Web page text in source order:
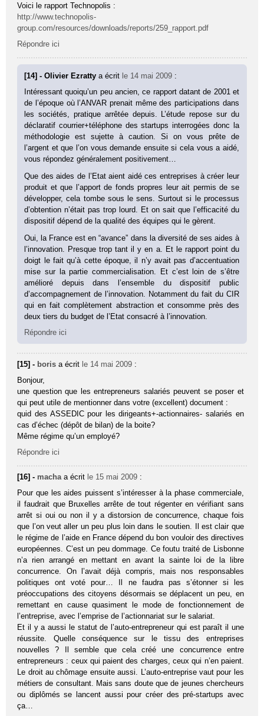
Voici le rapport Technopolis :
http://www.technopolis-
group.com/resources/downloads/reports/259_rapport.pdf
Répondre ici
[14] - Olivier Ezrattya écrit le 14 mai 2009 :
Intéressant quoiqu’un peu ancien, ce rapport datant de 2001 et
de l’époque où l’ANVAR prenait même des participations dans
les sociétés, pratique arrêtée depuis. L’étude repose sur du
déclaratif courrier+téléphone des startups interrogées donc la
méthodologie est sujette à caution. Si on vous prête de
l’argent et que l’on vous demande ensuite si cela vous a aidé,
vous répondez généralement positivement…
Que des aides de l’Etat aient aidé ces entreprises à créer leur
produit et que l’apport de fonds propres leur ait permis de se
développer, cela tombe sous le sens. Surtout si le processus
d’obtention n’était pas trop lourd. Et on sait que l’efficacité du
dispositif dépend de la qualité des équipes qui le gèrent.
Oui, la France est en “avance” dans la diversité de ses aides à
l’innovation. Presque trop tant il y en a. Et le rapport point du
doigt le fait qu’à cette époque, il n’y avait pas d’accentuation
mise sur la partie commercialisation. Et c’est loin de s’être
amélioré depuis dans l’ensemble du dispositif public
d’accompagnement de l’innovation. Notamment du fait du CIR
qui en fait complètement abstraction et consomme près des
deux tiers du budget de l’Etat consacré à l’innovation.
Répondre ici
[15] - boris a écrit le 14 mai 2009 :
Bonjour,
une question que les entrepreneurs salariés peuvent se poser et
qui peut utile de mentionner dans votre (excellent) document :
quid des ASSEDIC pour les dirigeants+-actionnaires- salariés en
cas d’échec (dépôt de bilan) de la boite?
Même régime qu’un employé?
Répondre ici
[16] - macha a écrit le 15 mai 2009 :
Pour que les aides puissent s’intéresser à la phase commerciale,
il faudrait que Bruxelles arrête de tout régenter en vérifiant sans
arrêt si oui ou non il y a distorsion de concurrence, chaque fois
que l’on veut aller un peu plus loin dans le soutien. Il est clair que
le régime de l’aide en France dépend du bon vouloir des directives
européennes. C’est un peu dommage. Ce foutu traité de Lisbonne
n’a rien arrangé en mettant en avant la sainte loi de la libre
concurrence. On l’avait déjà compris, mais nos responsables
politiques ont voté pour… Il ne faudra pas s’étonner si les
préoccupations des citoyens désormais se déplacent un peu, en
remettant en cause quasiment le mode de fonctionnement de
l’entreprise, avec l’emprise de l’actionnariat sur le salariat.
Et il y a aussi le statut de l’auto-entrepreneur qui est paraît il une
réussite. Quelle conséquence sur le tissu des entreprises
nouvelles ? Il semble que cela créé une concurrence entre
entrepreneurs : ceux qui paient des charges, ceux qui n’en paient.
Le droit au chômage ensuite aussi. L’auto-entreprise vaut pour les
métiers de consultant. Mais sans doute que de jeunes chercheurs
ou diplômés se lancent aussi pour créer des pré-startups avec
ça…